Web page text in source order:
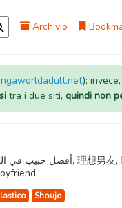
Archivio
);
tra i due siti, quindi non
Shoujo